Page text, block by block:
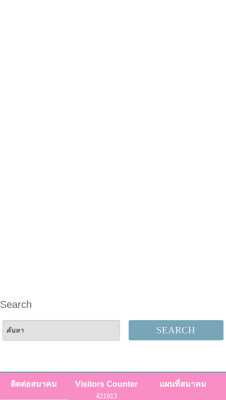
Search
SEARCH
ติดต่อสมาคม Visitors Counter
421913
แผนที่สมาคม